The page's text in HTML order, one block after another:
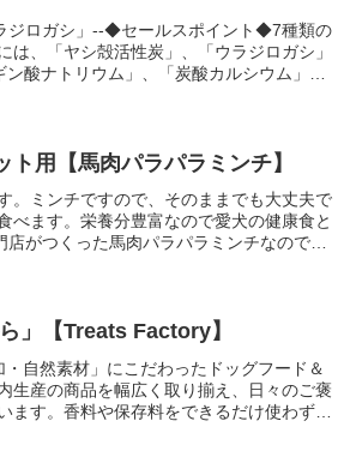
ジロガシ」--◆セールスポイント◆7種類の
、「ヤシ殻活性炭」、「ウラジロガシ」
酸ナトリウム」、「炭酸カルシウム」。
、全猫種がおやつ感覚で美味しく食べれ
の水を飲む・オシッコの量や回数が増え
薄くなった・オシッコの時に痛そうに鳴
部をなめている★【今なら特別価格！】★
用【馬肉パラパラミンチ】
。ミンチですので、そのままでも大丈夫で
べます。栄養分豊富なので愛犬の健康食と
がつくった馬肉パラパラミンチなので高
」【Treats Factory】
自然素材」にこだわったドッグフード＆
生産の商品を幅広く取り揃え、日々のご褒
す。香料や保存料をできるだけ使わず、